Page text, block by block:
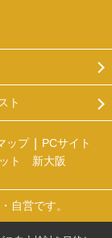
ト
ップ
PCサイト
ト 新大阪
自営です。